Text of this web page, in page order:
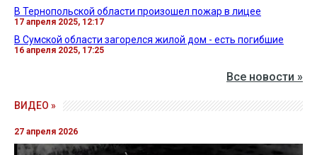
В Тернопольской области произошел пожар в лицее
17 апреля 2025, 12:17
В Сумской области загорелся жилой дом - есть погибшие
16 апреля 2025, 17:25
Все новости »
ВИДЕО »
27 апреля 2026